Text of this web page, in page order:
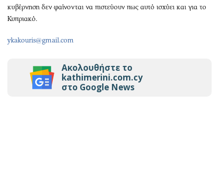
κυβέρνηση δεν φαίνονται να πιστεύουν πως αυτό ισχύει και για το
Κυπριακό.
ykakouris@gmail.com
Ακολουθήστε το
kathimerini.com.cy
στο Google News